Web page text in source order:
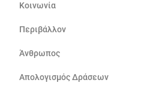
Κοινωνία
Περιβάλλον
Άνθρωπος
Απολογισμός Δράσεων